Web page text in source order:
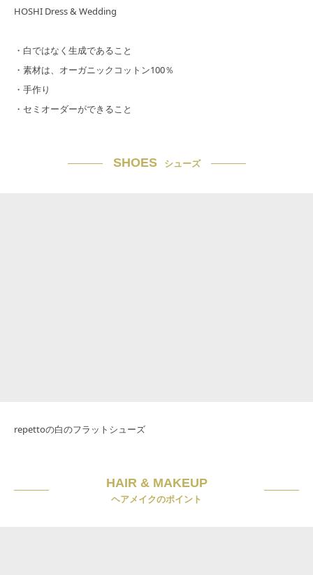
HOSHI Dress & Wedding
・白ではなく生成であること
・素材は、オーガニックコットン100％
・手作り
・セミオーダーができること
SHOES シューズ
repettoの白のフラットシューズ
HAIR & MAKEUP
ヘアメイクのポイント